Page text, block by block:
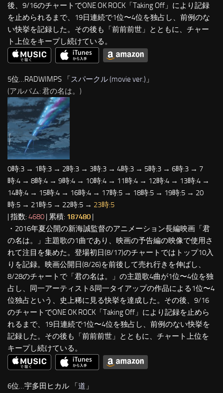
後、9/16のチャートでONE OK ROCK「Taking Off」により記録
を止められるまで、19日連続で1位〜4位を独占し、前例のな
い快挙を記録した。その後も「前前前世」とともに、チャー
ト上位をキープし続けている。
5位…RADWIMPS 「スパークル (movie ver.) 」
(アルバム: 君の名は。)
0時:3 → 1時:3 → 2時:3 → 3時:3 → 4時:3 → 5時:3 → 6時:3 → 7
時:4 → 8時:4 → 9時:4 → 10時:4 → 11時:4 → 12時:4 → 13時:4 →
14時:4 → 15時:4 → 16時:4 → 17時:5 → 18時:5 → 19時:5 → 20
時:5 → 21時:5 → 22時:5 → 23時:5
| 指数: 4680 | 累積: 187480 |
・2016年夏公開の新海誠監督のアニメーション長編映画「君
の名は。」主題歌の1曲であり、映画の予告編の映像で使用さ
れて注目を集めた。登場初日(8/17)のチャートではトップ10入
りを記録。映画公開日(8/26)を前後して売れ行きを伸ばし、
8/28のチャートで「君の名は。」の主題歌4曲が1位〜4位を独
占し、同一アーティスト&同一タイアップの作品による1位〜4
位独占という、史上稀に見る快挙を達成した。その後、9/16
のチャートでONE OK ROCK「Taking Off」により記録を止めら
れるまで、19日連続で1位〜4位を独占し、前例のない快挙を
記録した。その後も「前前前世」とともに、チャート上位を
キープし続けている。
6位…宇多田ヒカル 「道 」